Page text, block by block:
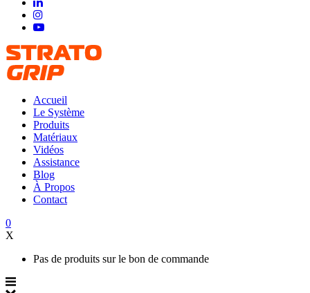
Accueil
Le Système
Produits
Matériaux
Vidéos
Assistance
Blog
À Propos
Contact
0
X
Pas de produits sur le bon de commande